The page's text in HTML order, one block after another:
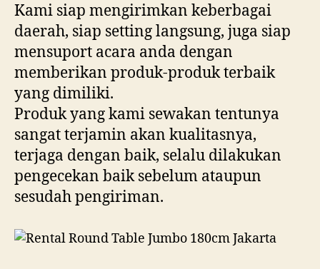
Kami siap mengirimkan keberbagai
daerah, siap setting langsung, juga siap
mensuport acara anda dengan
memberikan produk-produk terbaik
yang dimiliki.
Produk yang kami sewakan tentunya
sangat terjamin akan kualitasnya,
terjaga dengan baik, selalu dilakukan
pengecekan baik sebelum ataupun
sesudah pengiriman.